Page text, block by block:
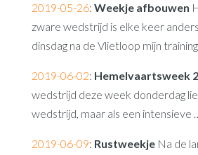
2019-05-26: Weekje afbouwen
zware wedstrijd is elke keer
dinsdag na de Vlietloop mijn
2019-06-02: Hemelvaartsweek
wedstrijd deze week donderdag
wedstrijd, maar als een intensieve
2019-06-09: RustweekjeNa de